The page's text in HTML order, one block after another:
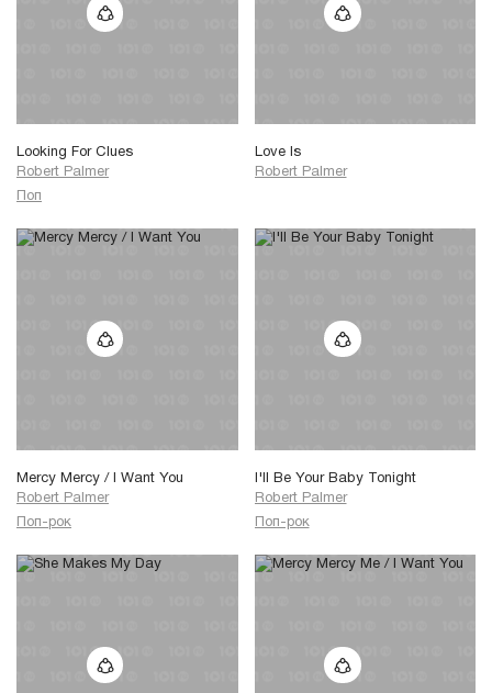
Looking For Clues
Robert Palmer
Поп
Love Is
Robert Palmer
Mercy Mercy / I Want You
Robert Palmer
Поп-рок
I'll Be Your Baby Tonight
Robert Palmer
Поп-рок